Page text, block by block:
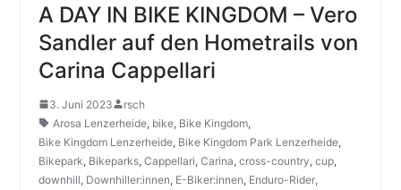
A DAY IN BIKE KINGDOM – Vero
Sandler auf den Hometrails von
Carina Cappellari
3. Juni 2023
rsch
Arosa Lenzerheide, bike, Bike Kingdom,
Bike Kingdom Lenzerheide, Bike Kingdom Park Lenzerheide,
Bikepark, Bikeparks, Cappellari, Carina, cross-country, cup,
downhill, Downhiller:innen, E-Biker:innen, Enduro-Rider,